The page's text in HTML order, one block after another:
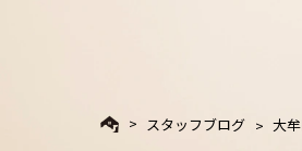
スタッフブログ 大